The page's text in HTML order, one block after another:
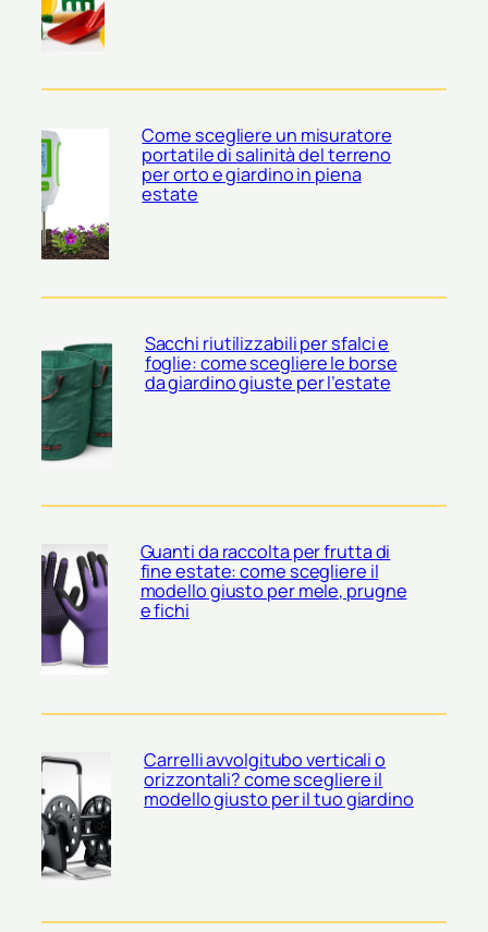
Come scegliere un misuratore
portatile di salinità del terreno
per orto e giardino in piena
estate
Sacchi riutilizzabili per sfalci e
foglie: come scegliere le borse
da giardino giuste per l’estate
Guanti da raccolta per frutta di
fine estate: come scegliere il
modello giusto per mele, prugne
e fichi
Carrelli avvolgitubo verticali o
orizzontali? come scegliere il
modello giusto per il tuo giardino